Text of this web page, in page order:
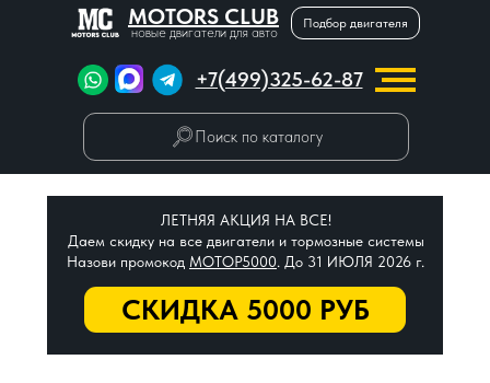
MOTORS CLUB
новые двигатели для авто
Подбор двигателя
+7(499)325-62-87
Поиск по каталогу
СКИДКА 5000 РУБ
ЛЕТНЯЯ АКЦИЯ НА ВСЕ!
Даем скидку на все двигатели и тормозные системы
Назови промокод МОТОР5000. До 31 ИЮЛЯ 2026 г.